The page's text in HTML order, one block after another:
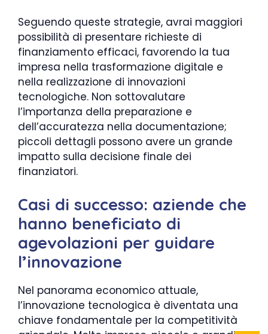
Seguendo queste strategie, avrai maggiori
possibilità di presentare richieste di
finanziamento efficaci, favorendo la tua
impresa nella trasformazione digitale e
nella realizzazione di innovazioni
tecnologiche. Non sottovalutare
l’importanza della preparazione e
dell’accuratezza nella documentazione;
piccoli dettagli possono avere un grande
impatto sulla decisione finale dei
finanziatori.
Casi di successo: aziende che
hanno beneficiato di
agevolazioni per guidare
l’innovazione
Nel panorama economico attuale,
l’innovazione tecnologica è diventata una
chiave fondamentale per la competitività